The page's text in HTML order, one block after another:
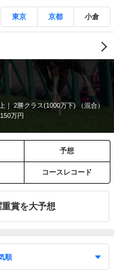
東京 京都 小倉
2勝クラス(1000万下) （混合）
万円
予想
コースレコード
賞を大予想